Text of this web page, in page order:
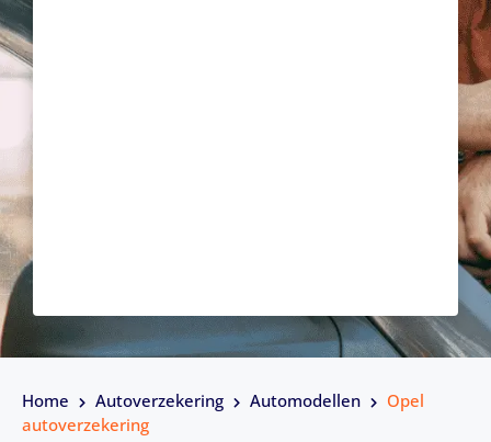
Home Autoverzekering Automodellen
Opel
autoverzekering